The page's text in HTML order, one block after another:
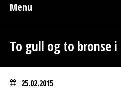
Menu
To gull og to bronse
25.02.2015